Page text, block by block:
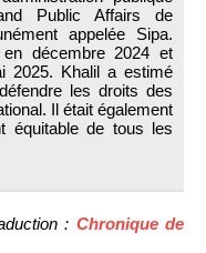
Public Affairs de
appelée Sipa.
décembre 2024 et
2025. Khalil a estimé
les droits des
Il était également
équitable de tous les
: Chronique de